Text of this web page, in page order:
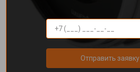
Отправить заявку